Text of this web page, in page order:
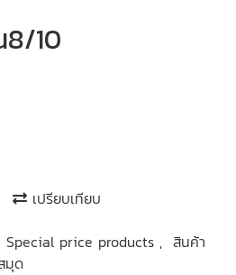
8/10
เปรียบเทียบ
Special price products , สินค้า
มุด